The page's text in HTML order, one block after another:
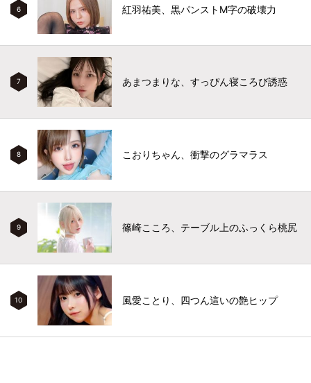
6 紅羽祐美、黒パンストM字の破壊力
7 あまつまりな、すっぴん寝ころび誘惑
8 こおりちゃん、衝撃のグラマラス
9 篠崎こころ、テーブル上のふっくら桃尻
10 風愛ことり、四つん這いの艶ヒップ